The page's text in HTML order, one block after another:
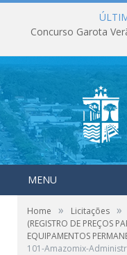
Concurso Garota
MENU
Home » Licitações »
(REGISTRO DE PREÇOS
EQUIPAMENTOS
101-Amazomix-